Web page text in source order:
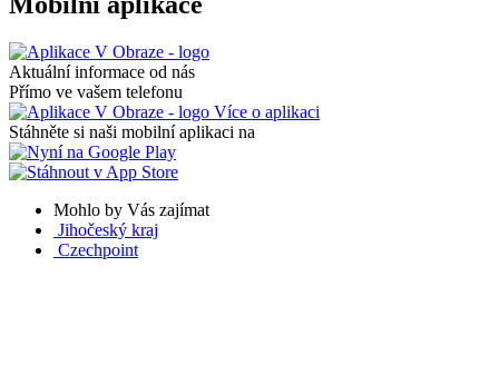
Aktuální informace od nás
Přímo ve vašem telefonu
Více o aplikaci
Stáhněte si naši mobilní aplikaci na
Mohlo by Vás zajímat
Jihočeský kraj
Czechpoint